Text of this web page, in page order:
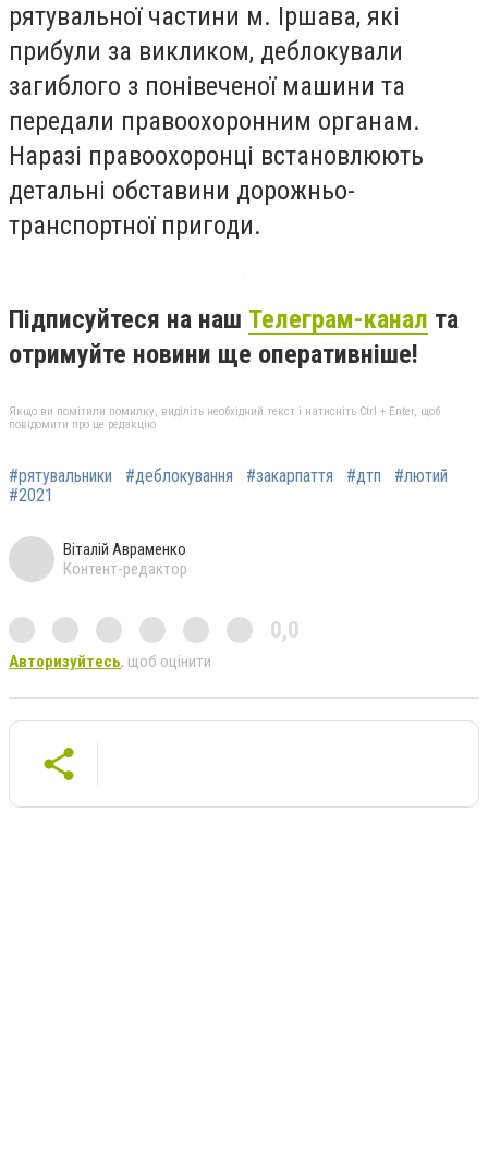
рятувальної частини м. Іршава, які
прибули за викликом, деблокували
загиблого з понівеченої машини та
передали правоохоронним органам.
Наразі правоохоронці встановлюють
детальні обставини дорожньо-
транспортної пригоди.
Підписуйтеся на наш Телеграм-канал та
отримуйте новини ще оперативніше!
Якщо ви помітили помилку, виділіть необхідний текст і натисніть Ctrl + Enter, щоб
повідомити про це редакцію
#рятувальники #деблокування #закарпаття #дтп
#лютий
#2021
Віталій Авраменко
Контент-редактор
0,0
Авторизуйтесь, щоб оцінити